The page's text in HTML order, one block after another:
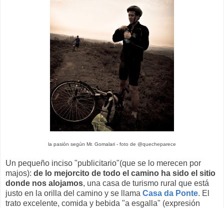
la pasión según Mr. Gomalari - foto de @quecheparece
Un pequeño inciso "publicitario"(que se lo merecen por
majos): de lo mejorcito de todo el camino ha sido el sitio
donde nos alojamos, una casa de turismo rural que está
justo en la orilla del camino y se llama Casa da Ponte. El
trato excelente, comida y bebida "a esgalla" (expresión